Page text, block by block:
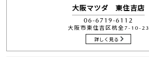
大阪マツダ 東住吉店
06-6719-6112
大阪市東住吉区杭全7-10-23
詳しく見る